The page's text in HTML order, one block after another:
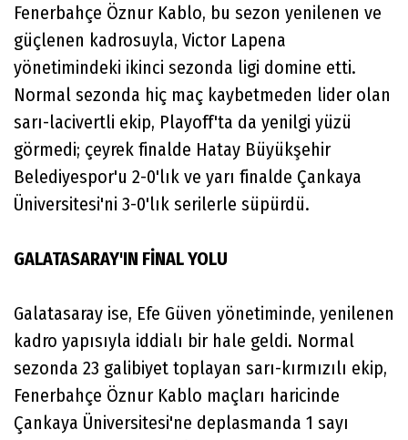
Fenerbahçe Öznur Kablo, bu sezon yenilenen ve
güçlenen kadrosuyla, Victor Lapena
yönetimindeki ikinci sezonda ligi domine etti.
Normal sezonda hiç maç kaybetmeden lider olan
sarı-lacivertli ekip, Playoff'ta da yenilgi yüzü
görmedi; çeyrek finalde Hatay Büyükşehir
Belediyespor'u 2-0'lık ve yarı finalde Çankaya
Üniversitesi'ni 3-0'lık serilerle süpürdü.
GALATASARAY'IN FİNAL YOLU
Galatasaray ise, Efe Güven yönetiminde, yenilenen
kadro yapısıyla iddialı bir hale geldi. Normal
sezonda 23 galibiyet toplayan sarı-kırmızılı ekip,
Fenerbahçe Öznur Kablo maçları haricinde
Çankaya Üniversitesi'ne deplasmanda 1 sayı